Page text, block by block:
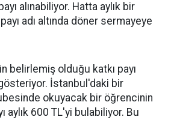
alınabiliyor. Hatta aylık bir
adı altında döner sermayeye
belirlemiş olduğu katkı payı
İstanbul'daki bir
okuyacak bir öğrencinin
aylık 600 TL'yi bulabiliyor. Bu